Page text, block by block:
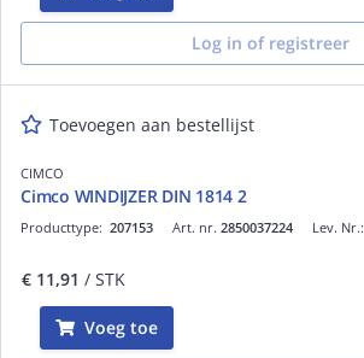
Log in of registreer
Toevoegen aan bestellijst
CIMCO
Cimco WINDIJZER DIN 1814 2
Art. nr. 2850037224
Producttype: 207153 Lev. Nr.:
€ 11,91 / STK
Voeg toe